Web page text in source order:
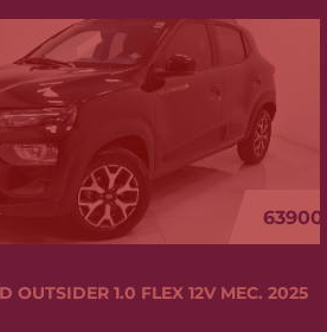
63900
1.0 FLEX 12V MEC. 2025